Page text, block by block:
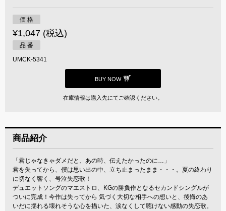
価 格
¥1,047 (税込)
品 番
UMCK-5341
BUY NOW
在庫情報は購入先にてご確認ください。
商品紹介
「君じゃなきゃダメだと、あの時、伝えたかったのに…」
君を失ってから、僕は思い出の中、立ち止まったまま・・・。夏の終わり
に切なく響く、号泣失恋歌！
デュエットソングのマエストロ、KGの勝負作となるセカンドシングルが
ついに完成！今作は失ってから 気づく大切な相手への想いと、後悔のあ
いだに揺れる壊れそうな心を描いた、涙なくして聴けない感動の失恋歌。